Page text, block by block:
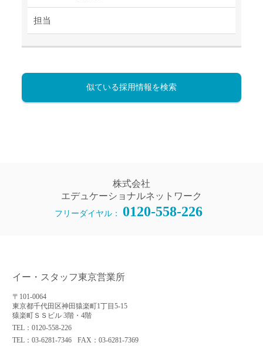
担当
似ている採用情報を検索
株式会社
エデュケーショナルネットワーク
フリーダイヤル： 0120-558-226
イー・スタッフ東京営業所
〒101-0064
東京都千代田区神田猿楽町1丁目5-15
猿楽町ＳＳビル 3階・4階
TEL：0120-558-226
TEL：03-6281-7346
FAX：03-6281-7369